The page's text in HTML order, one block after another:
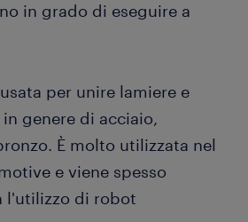
in grado di eseguire a
per unire lamiere e
genere di acciaio,
È molto utilizzata nel
e viene spesso
l'utilizzo di robot